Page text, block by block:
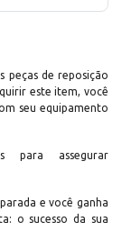
peças de reposição
este item, você
seu equipamento
para assegurar
e você ganha
o sucesso da sua